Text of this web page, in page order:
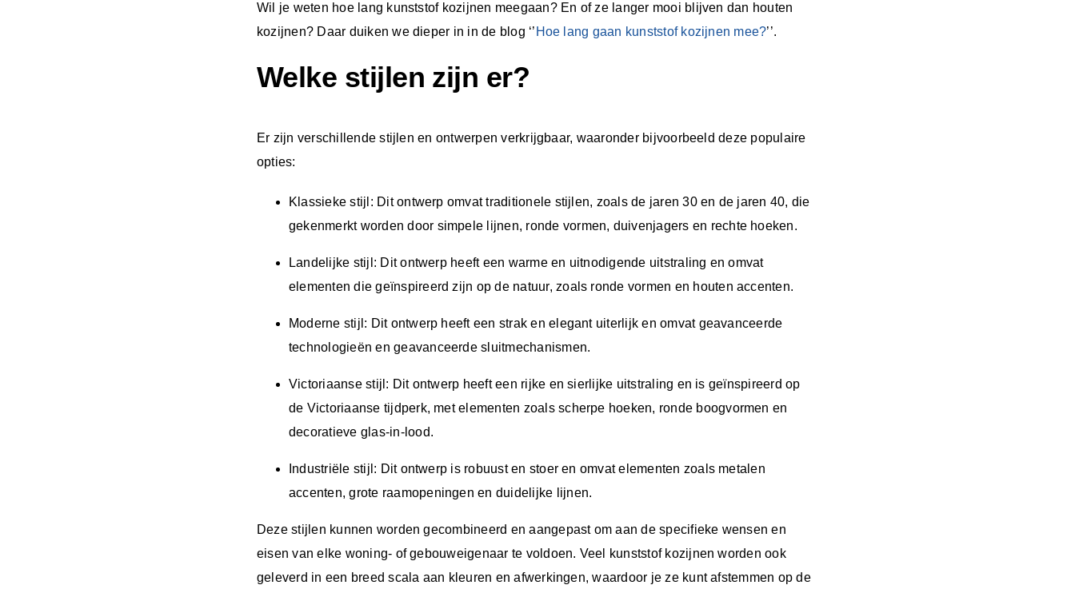
Wil je weten hoe lang kunststof kozijnen meegaan? En of ze langer mooi blijven dan houten
kozijnen? Daar duiken we dieper in in de blog ‘’ Hoe lang gaan kunststof kozijnen mee?’’.
Welke stijlen zijn er?
Er zijn verschillende stijlen en ontwerpen verkrijgbaar, waaronder bijvoorbeeld deze populaire
opties:
Klassieke stijl: Dit ontwerp omvat traditionele stijlen, zoals de jaren 30 en de jaren 40, die
gekenmerkt worden door simpele lijnen, ronde vormen, duivenjagers en rechte hoeken.
Landelijke stijl: Dit ontwerp heeft een warme en uitnodigende uitstraling en omvat
elementen die geïnspireerd zijn op de natuur, zoals ronde vormen en houten accenten.
Moderne stijl: Dit ontwerp heeft een strak en elegant uiterlijk en omvat geavanceerde
technologieën en geavanceerde sluitmechanismen.
Victoriaanse stijl: Dit ontwerp heeft een rijke en sierlijke uitstraling en is geïnspireerd op
de Victoriaanse tijdperk, met elementen zoals scherpe hoeken, ronde boogvormen en
decoratieve glas-in-lood.
Industriële stijl: Dit ontwerp is robuust en stoer en omvat elementen zoals metalen
accenten, grote raamopeningen en duidelijke lijnen.
Deze stijlen kunnen worden gecombineerd en aangepast om aan de specifieke wensen en
eisen van elke woning- of gebouweigenaar te voldoen. Veel kunststof kozijnen worden ook
geleverd in een breed scala aan kleuren en afwerkingen, waardoor je ze kunt afstemmen op de